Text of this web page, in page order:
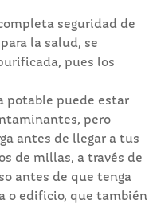
seguridad de
la salud, se
pues los
potable puede estar
pero
antes de llegar a tus
de millas, a través de
antes de que tenga
o edificio, que también